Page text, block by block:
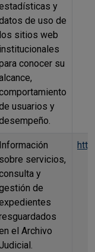
y
de uso de
los sitios web
institucionales
conocer su
usuarios y
Información
sobre servicios,
y
de
el Archivo